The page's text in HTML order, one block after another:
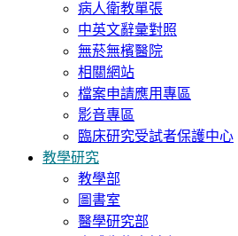
病人衛教單張
中英文辭彙對照
無菸無檳醫院
相關網站
檔案申請應用專區
影音專區
臨床研究受試者保護中心
教學研究
教學部
圖書室
醫學研究部